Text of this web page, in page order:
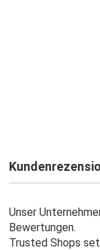
Unser
Bewertungen.
Trusted Shops